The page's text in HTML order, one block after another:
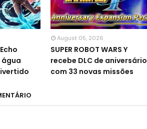
água
August 05, 2026
SUPER ROBOT WARS Y
recebe DLC de aniversário
com 33 novas missões